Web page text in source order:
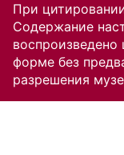
При
Содержание
форме без
разрешения